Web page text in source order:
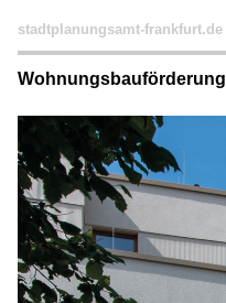
stadtplanungsamt-frankfurt.de
Wohnungsbauförderung